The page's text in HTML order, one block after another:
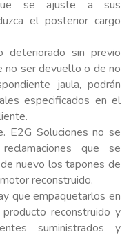
se ajuste a sus
el posterior cargo
deteriorado sin previo
no ser devuelto o de no
jaula, podrán
especificados en el
E2G Soluciones no se
que se
nuevo los tapones de
reconstruido.
que empaquetarlos en
reconstruido y
suministrados y